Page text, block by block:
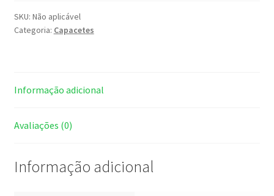
SKU: Não aplicável
Categoria: Capacetes
Informação adicional
Avaliações (0)
Informação adicional